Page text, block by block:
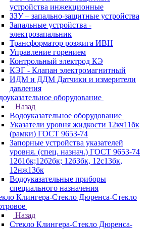
устройства инжекционные
ЗЗУ – запально-защитные устройства
Запальные устройства -
электрозапальник
Трансформатор розжига ИВН
Управление горением
Контрольный электрод КЭ
КЭГ - Клапан электромагнитный
ИДМ и ДДМ Датчики и измерители
давления
оборудование
Назад
Водоуказательное оборудование
Указатели уровня жидкости 12кч11бк
(рамки) ГОСТ 9653-74
Запорные устройства указателей
уровня. (спец. назнач.) ГОСТ 9653-74
12б1бк;12б2бк; 12б3бк, 12с13бк,
12нж13бк
Водоуказательные приборы
специального назначения
Клингера-Стекло Дюренса-Стекло
Назад
Стекло Клингера-Стекло Дюренса-